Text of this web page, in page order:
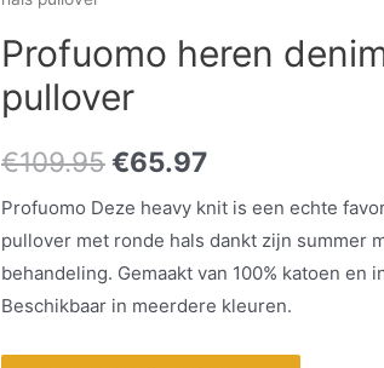
Profuomo heren
pullover
€109.95€65.97
Profuomo Deze heavy knit is een echte
pullover met ronde hals dankt zijn summer
behandeling. Gemaakt van 100% katoen en
Beschikbaar in meerdere kleuren.